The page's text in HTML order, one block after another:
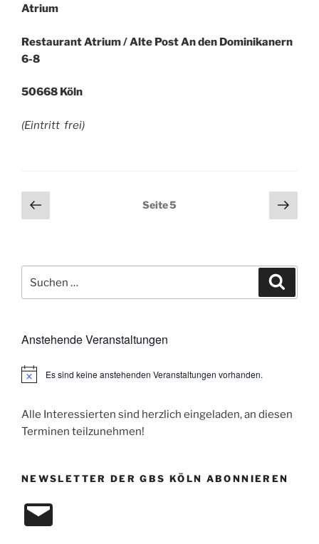
Atrium
Restaurant Atrium / Alte Post An den Dominikanern
6-8
50668 Köln
(Eintritt frei)
Seitennummerierung
der
Vorherige
Seite
Seite5
nach:
Anstehende Veranstaltungen
H
w
e
Es sind keine anstehenden Veranstaltungen vorhanden.
Alle Interessierten sind herzlich eingeladen, an diesen
Terminen teilzunehmen!
NEWSLETTER DER GBS KÖLN ABONNIEREN
E-
Mail